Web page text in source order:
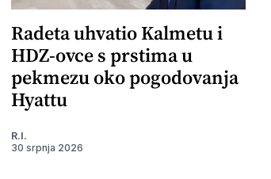
Radeta uhvatio Kalmetu i
HDZ-ovce s prstima u
pekmezu oko pogodovanja
Hyattu
R.I.
30 srpnja 2026